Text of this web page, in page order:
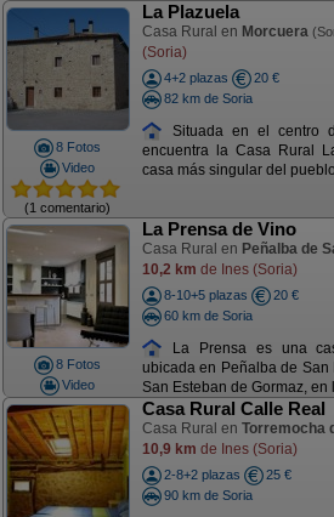
8 Fotos
Video
(1 comentario)
La Plazuela
Casa Rural en Morcuera
(Soria)
4+2 plazas
20 €
82 km de Soria
Situada en el centro
encuentra la Casa Rural
casa más singular del
8 Fotos
Video
La Prensa de Vino
Casa Rural en Peñalba de
10,2 km de Ines (Soria)
8-10+5 plazas
20 €
60 km de Soria
La Prensa es una
ubicada en Peñalba de
San Esteban de Gormaz, en
Casa Rural Calle Real
Casa Rural en Torremocha
10,9 km de Ines (Soria)
2-8+2 plazas
25 €
90 km de Soria